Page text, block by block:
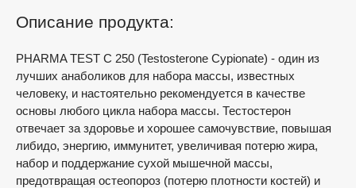
Описание продукта:
PHARMA TEST C 250 (Testosterone Cypionate) - один из
лучших анаболиков для набора массы, известных
человеку, и настоятельно рекомендуется в качестве
основы любого цикла набора массы. Тестостерон
отвечает за здоровье и хорошее самочувствие, повышая
либидо, энергию, иммунитет, увеличивая потерю жира,
набор и поддержание сухой мышечной массы,
предотвращая остеопороз (потерю плотности костей) и